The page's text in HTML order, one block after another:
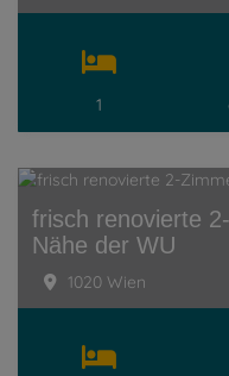
1
frisch renovierte
Nähe der WU
1020 Wien